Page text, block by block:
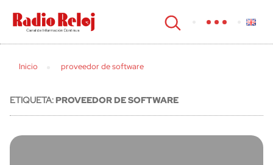
cerrar
Inicio proveedor de software
ETIQUETA:PROVEEDOR DE SOFTWARE